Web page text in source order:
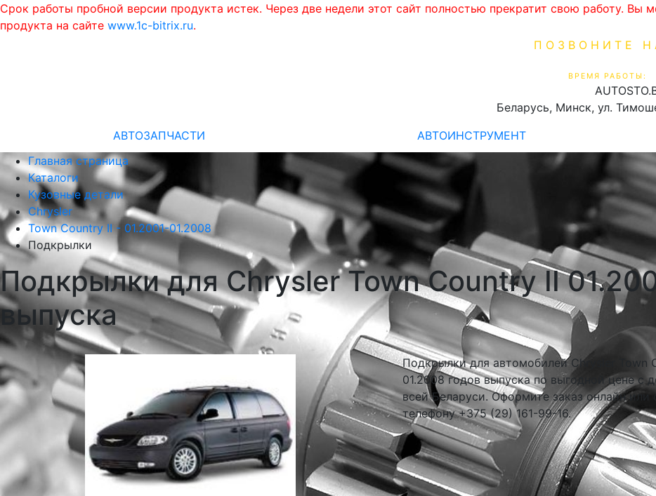
Срок работы пробной версии продукта истек. Через две недели этот сайт полностью прекратит свою работу. Вы
продукта на сайте www.1c-bitrix.ru.
ПОЗВОНИТЕ
ВРЕМЯ РАБОТЫ:
Беларусь, Минск, ул.
АВТОЗАПЧАСТИ АВТОИНСТРУМЕНТ
Главная страница
Каталоги
Кузовные детали
Chrysler
Town Country II - 01.2001-01.2008
Подкрылки
Подкрылки для Chrysler Town Country II
выпуска
Подкрылки для автомобилей Chrysler Town
01.2008 годов выпуска по выгодной цене с
всей Беларуси. Оформите заказ онлайн или
телефону +375 (29) 161-99-16.